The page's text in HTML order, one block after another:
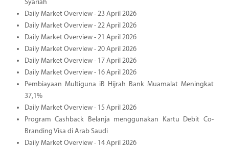
Syariah
Daily Market Overview - 23 April 2026
Daily Market Overview - 22 April 2026
Daily Market Overview - 21 April 2026
Daily Market Overview - 20 April 2026
Daily Market Overview - 17 April 2026
Daily Market Overview - 16 April 2026
Pembiayaan Multiguna iB Hijrah Bank Muamalat Meningkat
37,1%
Daily Market Overview - 15 April 2026
Program Cashback Belanja menggunakan Kartu Debit Co-
Branding Visa di Arab Saudi
Daily Market Overview - 14 April 2026